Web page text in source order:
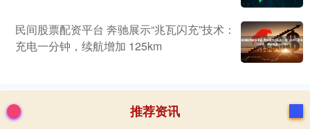
民间股票配资平台 奔驰展示“兆瓦闪充”技术：
充电一分钟，续航增加 125km
推荐资讯